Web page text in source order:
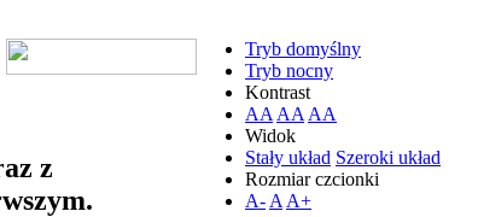
Tryb domyślny
Tryb nocny
Kontrast
AA AA AA
Widok
Stały układ Szeroki układ
Rozmiar czcionki
A- A A+
z